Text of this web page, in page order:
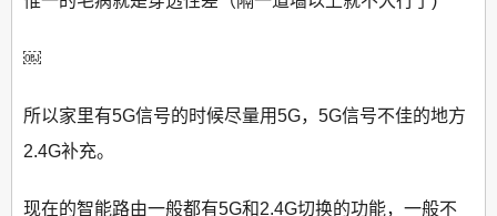
￼
所以家里有5G信号的时候尽量用5G，5G信号不佳的地方
2.4G补充。
现在的智能路由一般都有5G和2.4G切换的功能，一般不